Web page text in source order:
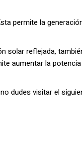
permite la
solar reflejada,
aumentar la
dudes visitar el